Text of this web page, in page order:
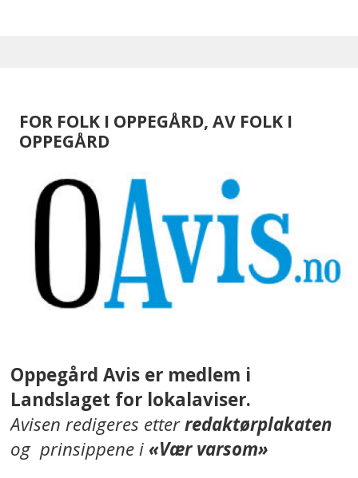
FOR FOLK I OPPEGÅRD, AV FOLK I
OPPEGÅRD
Oppegård Avis er medlem i
Landslaget for lokalaviser.
Avisen redigeres etterredaktørplakaten
og prinsippene i«Vær varsom»